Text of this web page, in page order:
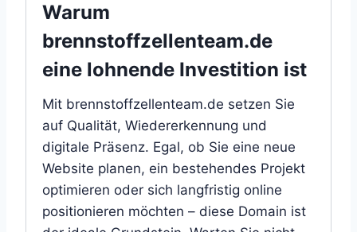
Warum
brennstoffzellenteam.de
eine lohnende Investition ist
Mit brennstoffzellenteam.de setzen Sie
auf Qualität, Wiedererkennung und
digitale Präsenz. Egal, ob Sie eine neue
Website planen, ein bestehendes Projekt
optimieren oder sich langfristig online
positionieren möchten – diese Domain ist